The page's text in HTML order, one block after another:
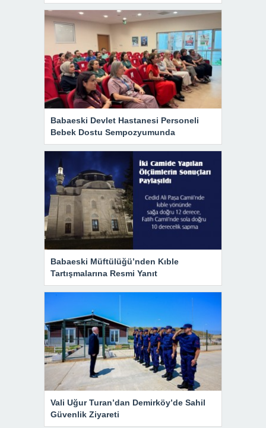
Babaeski Devlet Hastanesi Personeli
Bebek Dostu Sempozyumunda
Babaeski Müftülüğü’nden Kıble
Tartışmalarına Resmi Yanıt
Vali Uğur Turan’dan Demirköy’de Sahil
Güvenlik Ziyareti